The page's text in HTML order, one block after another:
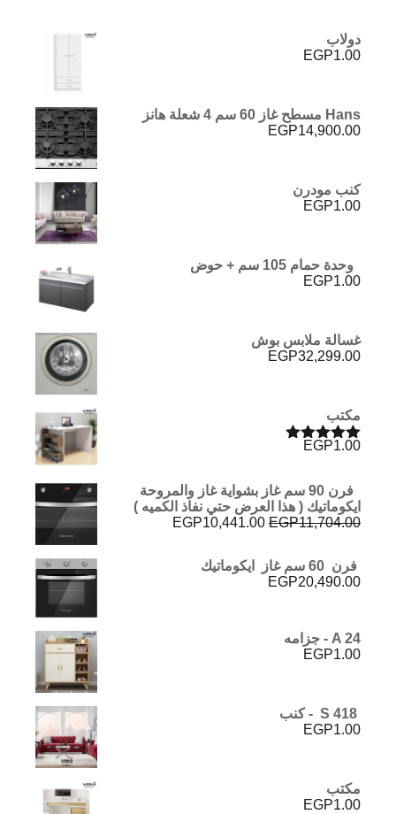
دولاب
EGP1.00
Hans مسطح غاز 60 سم 4 شعلة هانز
EGP14,900.00
كنب مودرن
EGP1.00
وحدة حمام 105 سم + حوض
EGP1.00
غسالة ملابس بوش
EGP32,299.00
مكتب
تم التقييم
EGP1.00
فرن 90 سم غاز بشواية غاز والمروحة
ايكوماتيك ( هذا العرض حتي نفاذ الكميه )
EGP11,704.00
السعر
EGP11,704.00.
EGP10,441.00
EGP10,441.00.
فرن 60 سم غاز ايكوماتيك
EGP20,490.00
A 24 - جزامه
EGP1.00
EGP1.00
مكتب
EGP1.00